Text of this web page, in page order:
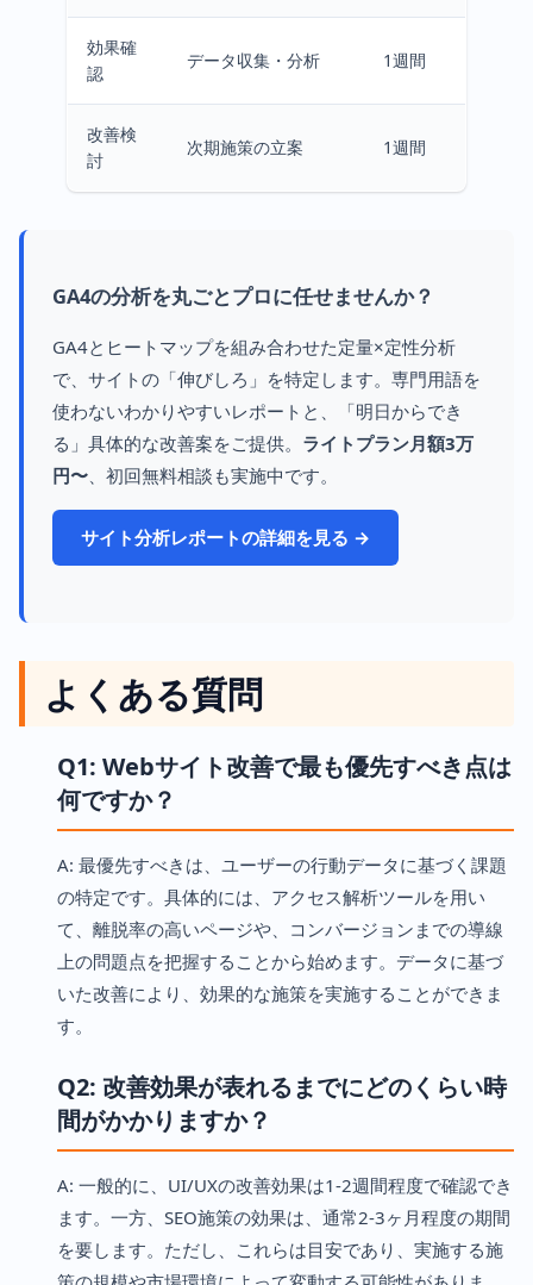
効果確
認
データ収集・分析 1週間
改善検
討
次期施策の立案 1週間
GA4の分析を丸ごとプロに任せませんか？
GA4とヒートマップを組み合わせた定量×定性分析
で、サイトの「伸びしろ」を特定します。専門用語を
使わないわかりやすいレポートと、「明日からでき
る」具体的な改善案をご提供。 ライトプラン月額3万
円〜 、初回無料相談も実施中です。
サイト分析レポートの詳細を見る →
よくある質問
Q1: Webサイト改善で最も優先すべき点は
何ですか？
A: 最優先すべきは、ユーザーの行動データに基づく課題
の特定です。具体的には、アクセス解析ツールを用い
て、離脱率の高いページや、コンバージョンまでの導線
上の問題点を把握することから始めます。データに基づ
いた改善により、効果的な施策を実施することができま
す。
Q2: 改善効果が表れるまでにどのくらい時
間がかかりますか？
A: 一般的に、UI/UXの改善効果は1-2週間程度で確認でき
ます。一方、SEO施策の効果は、通常2-3ヶ月程度の期間
を要します。ただし、これらは目安であり、実施する施